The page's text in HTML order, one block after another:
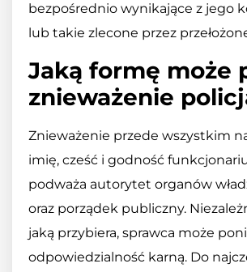
bezpośrednio wynikające z jego
lub takie zlecone przez
Jaką formę może
znieważenie
Znieważenie przede wszystkim
imię, cześć i godność
podważa autorytet organów
oraz porządek publiczny.
jaką przybiera, sprawca może
odpowiedzialność karną. Do